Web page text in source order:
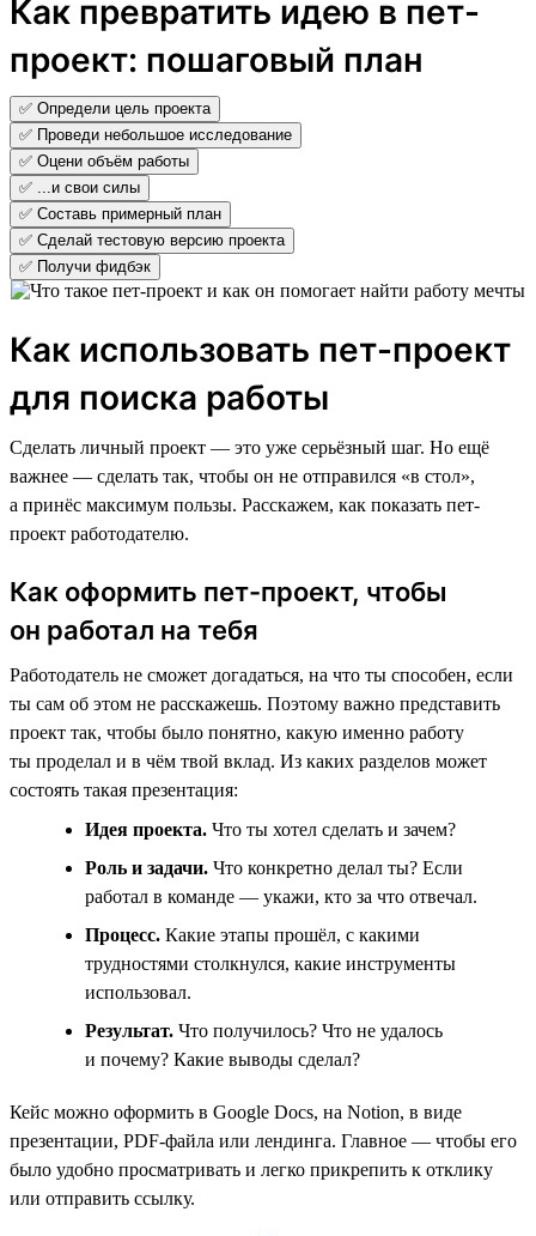
Как превратить идею в пет-
проект: пошаговый план
✅ Определи цель проекта
✅ Проведи небольшое исследование
✅ Оцени объём работы
✅ ...и свои силы
✅ Составь примерный план
✅ Сделай тестовую версию проекта
✅ Получи фидбэк
Как использовать пет-проект
для поиска работы
Сделать личный проект — это уже серьёзный шаг. Но ещё
важнее — сделать так, чтобы он не отправился «в стол»,
а принёс максимум пользы. Расскажем, как показать пет-
проект работодателю.
Как оформить пет-проект, чтобы
он работал на тебя
Работодатель не сможет догадаться, на что ты способен, если
ты сам об этом не расскажешь. Поэтому важно представить
проект так, чтобы было понятно, какую именно работу
ты проделал и в чём твой вклад. Из каких разделов может
состоять такая презентация:
Идея проекта. Что ты хотел сделать и зачем?
Роль и задачи. Что конкретно делал ты? Если
работал в команде — укажи, кто за что отвечал.
Процесс. Какие этапы прошёл, с какими
трудностями столкнулся, какие инструменты
использовал.
Результат. Что получилось? Что не удалось
и почему? Какие выводы сделал?
Кейс можно оформить в Google Docs, на Notion, в виде
презентации, PDF-файла или лендинга. Главное — чтобы его
было удобно просматривать и легко прикрепить к отклику
или отправить ссылку.